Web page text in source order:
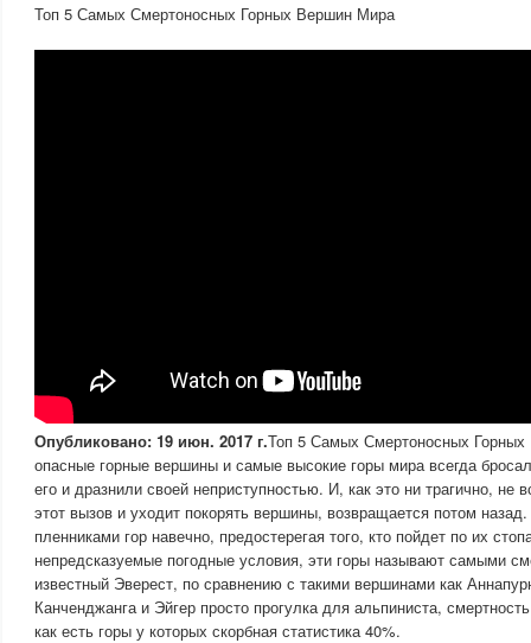
Топ 5 Самых Смертоносных Горных Вершин Мира
Опубликовано: 19 июн. 2017 г.Топ 5 Самых Смертоносных
опасные горные вершины и самые высокие горы мира всегда
его и дразнили своей неприступностью. И, как это ни трагично, не
этот вызов и уходит покорять вершины, возвращается потом
пленниками гор навечно, предостерегая того, кто пойдет по их
непредсказуемые погодные условия, эти горы называют самыми
известный Эверест, по сравнению с такими вершинами как
Канченджанга и Эйгер просто прогулка для альпиниста,
как есть горы у которых скорбная статистика 40%.